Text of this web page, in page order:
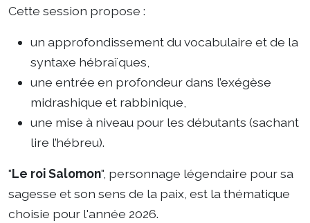
Cette session propose :
un approfondissement du vocabulaire et de la
syntaxe hébraïques,
une entrée en profondeur dans l’exégèse
midrashique et rabbinique,
une mise à niveau pour les débutants (sachant
lire l’hébreu).
"Le roi Salomon", personnage légendaire pour sa
sagesse et son sens de la paix, est la thématique
choisie pour l'année 2026.